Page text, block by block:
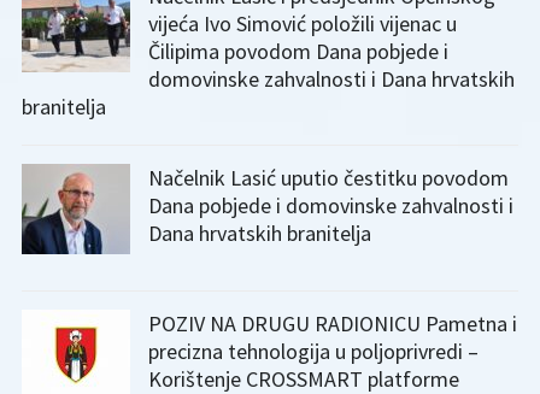
vijeća Ivo Simović položili vijenac u
Čilipima povodom Dana pobjede i
domovinske zahvalnosti i Dana hrvatskih
branitelja
Načelnik Lasić uputio čestitku povodom
Dana pobjede i domovinske zahvalnosti i
Dana hrvatskih branitelja
POZIV NA DRUGU RADIONICU Pametna i
precizna tehnologija u poljoprivredi –
Korištenje CROSSMART platforme